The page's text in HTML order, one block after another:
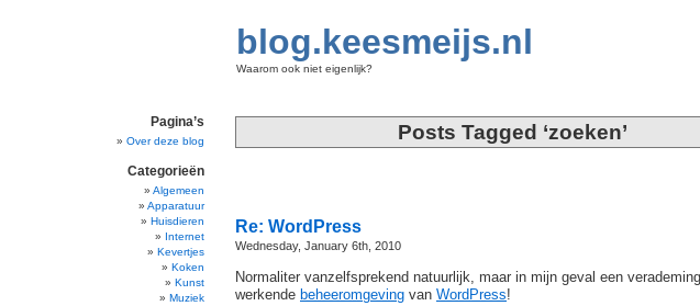
blog.keesmeijs.nl
Waarom ook niet eigenlijk?
Posts Tagged ‘zoeken’
Re: WordPress
Wednesday, January 6th, 2010
Normaliter vanzelfsprekend natuurlijk, maar in mijn geval een
werkende beheeromgeving van WordPress!
Pagina’s
Over deze blog
Categorieën
Algemeen
Apparatuur
Huisdieren
Internet
Kevertjes
Koken
Kunst
Muziek